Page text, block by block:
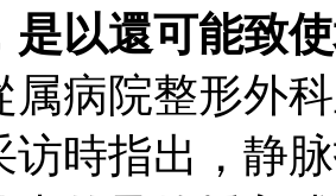
是以還可能致
属病院整形外
访時指出，静